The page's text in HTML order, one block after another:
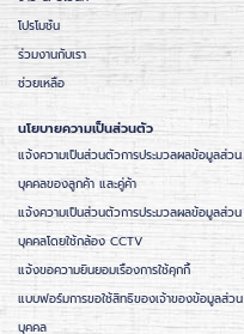
โปรโมชั่น
ร่วมงานกับเรา
ช่วยเหลือ
นโยบายความเป็นส่วนตัว
แจ้งความเป็นส่วนตัวการประมวลผลข้อมูลส่วน
บุคคลของลูกค้า และคู่ค้า
แจ้งความเป็นส่วนตัวการประมวลผลข้อมูลส่วน
บุคคลโดยใช้กล้อง CCTV
แจ้งขอความยินยอมเรื่องการใช้คุกกี้
แบบฟอร์มการขอใช้สิทธิของเจ้าของข้อมูลส่วน
บุคคล